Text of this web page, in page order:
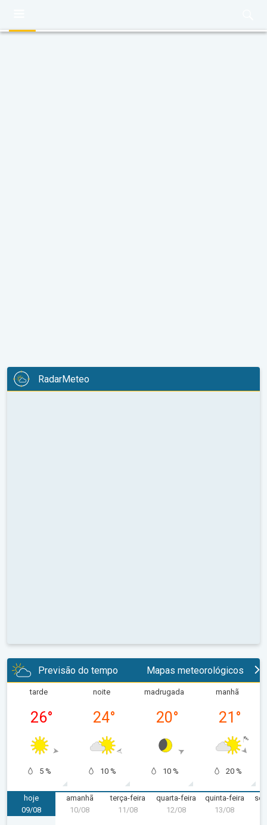
RadarMeteo
Previsão do tempo Mapas meteorológicos
tarde
26°
5 %
noite
24°
10 %
madrugada
20°
10 %
manhã
21 °
20 %
hoje
domingo, 09/08
09/08
amanhã
segunda-feira, 10/08
10/08
terça-feira
terça-feira, 11/08
11/08
quarta-feira
quarta-feira, 12/08
12/08
quinta-feira
13/08